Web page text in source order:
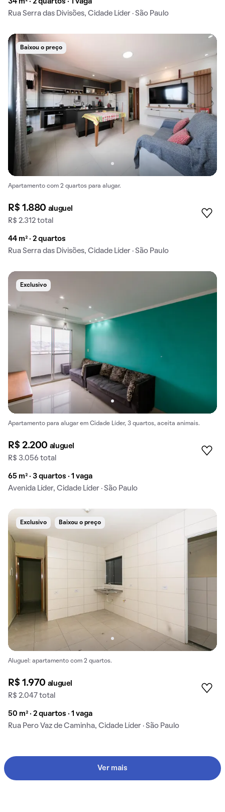
34 m² · 2 quartos · 1 vaga
Rua Serra das Divisões, Cidade Líder · São Paulo
Baixou o preço
Apartamento com 2 quartos para alugar.
R$ 1.880 aluguel
R$ 2.312 total
44 m² · 2 quartos
Rua Serra das Divisões, Cidade Líder · São Paulo
Exclusivo
Apartamento para alugar em Cidade Líder, 3 quartos, aceita animais.
R$ 2.200 aluguel
R$ 3.056 total
65 m² · 3 quartos · 1 vaga
Avenida Líder, Cidade Líder · São Paulo
Exclusivo Baixou o preço
Aluguel: apartamento com 2 quartos.
R$ 1.970 aluguel
R$ 2.047 total
50 m² · 2 quartos · 1 vaga
Rua Pero Vaz de Caminha, Cidade Líder · São Paulo
Ver mais